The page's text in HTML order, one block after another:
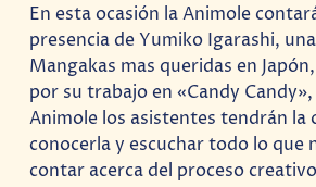
En esta ocasión la Animole
presencia de Yumiko Igarashi,
Mangakas mas queridas en
por su trabajo en «Candy
Animole los asistentes tendrán la
conocerla y escuchar todo lo que
contar acerca del proceso